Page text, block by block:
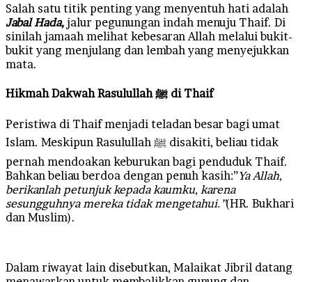
Salah satu titik penting yang menyentuh hati adalah
Jabal Hada, jalur pegunungan indah menuju Thaif. Di
sinilah jamaah melihat kebesaran Allah melalui bukit-
bukit yang menjulang dan lembah yang menyejukkan
mata.
Hikmah Dakwah Rasulullah ﷺ di Thaif
Peristiwa di Thaif menjadi teladan besar bagi umat
Islam. Meskipun Rasulullah ﷺ disakiti, beliau tidak
pernah mendoakan keburukan bagi penduduk Thaif.
Bahkan beliau berdoa dengan penuh kasih:”Ya Allah,
berikanlah petunjuk kepada kaumku, karena
sesungguhnya mereka tidak mengetahui.”(HR. Bukhari
dan Muslim).
Dalam riwayat lain disebutkan, Malaikat Jibril datang